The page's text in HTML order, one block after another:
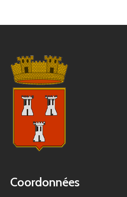
Coordonnées